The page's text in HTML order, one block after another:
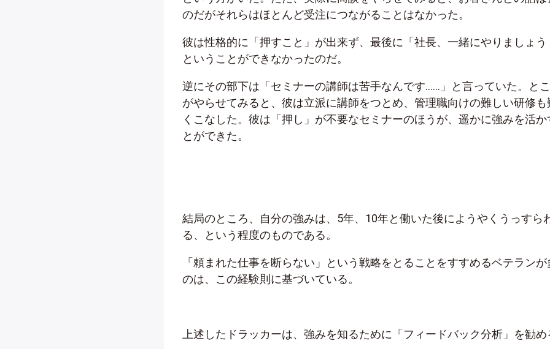
のだがそれらはほとんど受注につながることはなかった。
彼は性格的に「押すこと」が出来ず、最後に「社長、一緒にやりましょう
ということができなかったのだ。
逆にその部下は「セミナーの講師は苦手なんです……」と言っていた。と
がやらせてみると、彼は立派に講師をつとめ、管理職向けの難しい研修も
くこなした。彼は「押し」が不要なセミナーのほうが、遥かに強みを活か
とができた。
結局のところ、自分の強みは、5年、10年と働いた後にようやくうっすら
る、という程度のものである。
「頼まれた仕事を断らない」という戦略をとることをすすめるベテランが
のは、この経験則に基づいている。
上述したドラッカーは、強みを知るために「フィードバック分析」を勧め